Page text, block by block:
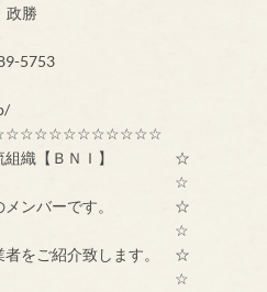
5753
組織【ＢＮＩ】 ☆
☆
メンバーです。 ☆
☆
をご紹介致します。 ☆
☆